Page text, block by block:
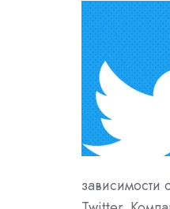
зависимости